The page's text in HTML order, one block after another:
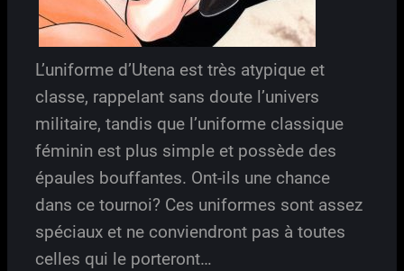
L’uniforme d’Utena est très atypique et
classe, rappelant sans doute l’univers
militaire, tandis que l’uniforme classique
féminin est plus simple et possède des
épaules bouffantes. Ont-ils une chance
dans ce tournoi? Ces uniformes sont assez
spéciaux et ne conviendront pas à toutes
celles qui le porteront…